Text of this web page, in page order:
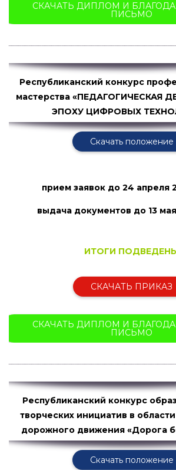
СКАЧАТЬ ДИПЛОМ И
ПИСЬМО
Республиканский конкурс
мастерства «ПЕДАГОГИЧЕСКАЯ
ЭПОХУ ЦИФРОВЫХ
Скачать положение
прием заявок до 24 апреля
выдача документов до 13 мая
ИТОГИ
СКАЧАТЬ ПРИКАЗ
СКАЧАТЬ ДИПЛОМ И
ПИСЬМО
Республиканский конкурс
творческих инициатив в
дорожного движения «Дорога
Скачать положение